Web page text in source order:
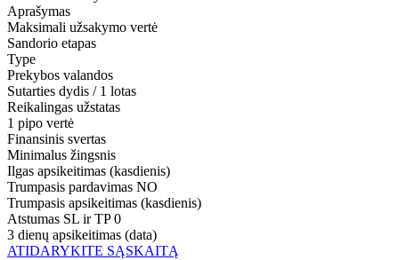
Aprašymas
Maksimali užsakymo vertė
Sandorio etapas
Type
Prekybos valandos
Sutarties dydis / 1 lotas
Reikalingas užstatas
1 pipo vertė
Finansinis svertas
Minimalus žingsnis
Ilgas apsikeitimas (kasdienis)
Trumpasis pardavimas NO
Trumpasis apsikeitimas (kasdienis)
Atstumas SL ir TP 0
3 dienų apsikeitimas (data)
ATIDARYKITE SĄSKAITĄ